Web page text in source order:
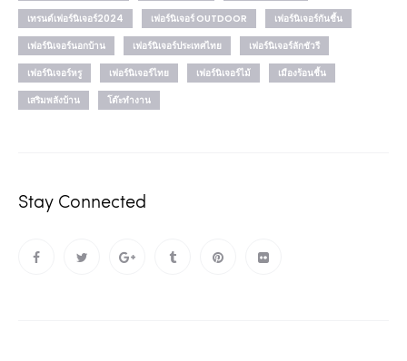
เทรนด์เฟอร์นิเจอร์2024
เฟอร์นิเจอร์ OUTDOOR
เฟอร์นิเจอร์กันชื้น
เฟอร์นิเจอร์นอกบ้าน
เฟอร์นิเจอร์ประเทศไทย
เฟอร์นิเจอร์ลักชัวรี
เฟอร์นิเจอร์หรู
เฟอร์นิเจอร์ไทย เฟอร์นิเจอร์ไม้
เมืองร้อนชื้น
เสริมพลังบ้าน
โต๊ะทำงาน
Stay Connected